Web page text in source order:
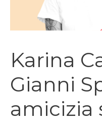
Karina
Gianni
amicizia